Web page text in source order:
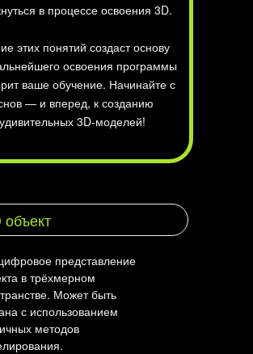
в процессе освоения 3D.
этих понятий создаст основу
освоения программы
ваше обучение. Начинайте с
— и вперед, к созданию
удивительных 3D-моделей!
объект
представление
в трёхмерном
Может быть
с использованием
методов